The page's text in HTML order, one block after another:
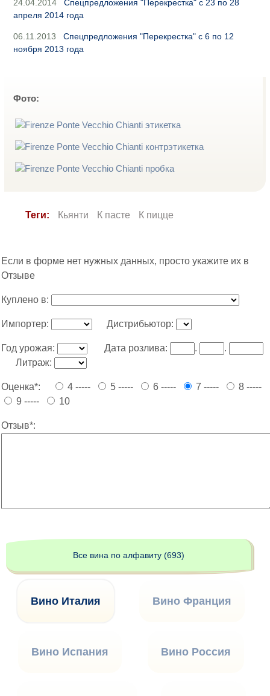
24.04.2014
Спецпредложения "Перекрестка" с 23 по 28
апреля 2014 года
06.11.2013
Спецпредложения "Перекрестка" с 6 по 12
ноября 2013 года
Фото:
Теги: Кьянти К пасте К пицце
Если в форме нет нужных данных, просто укажите их в
Отзыве
Куплено в:
Импортер: Дистрибьютор:
Год урожая: Дата розлива: .
.
Литраж:
Оценка*: 4 ----- 5 ----- 6 ----- 7 -----
8 -----
9 -----
10
Отзыв*:
Все вина по алфавиту (693)
Вино Италия Вино Франция
Вино Испания Вино Россия